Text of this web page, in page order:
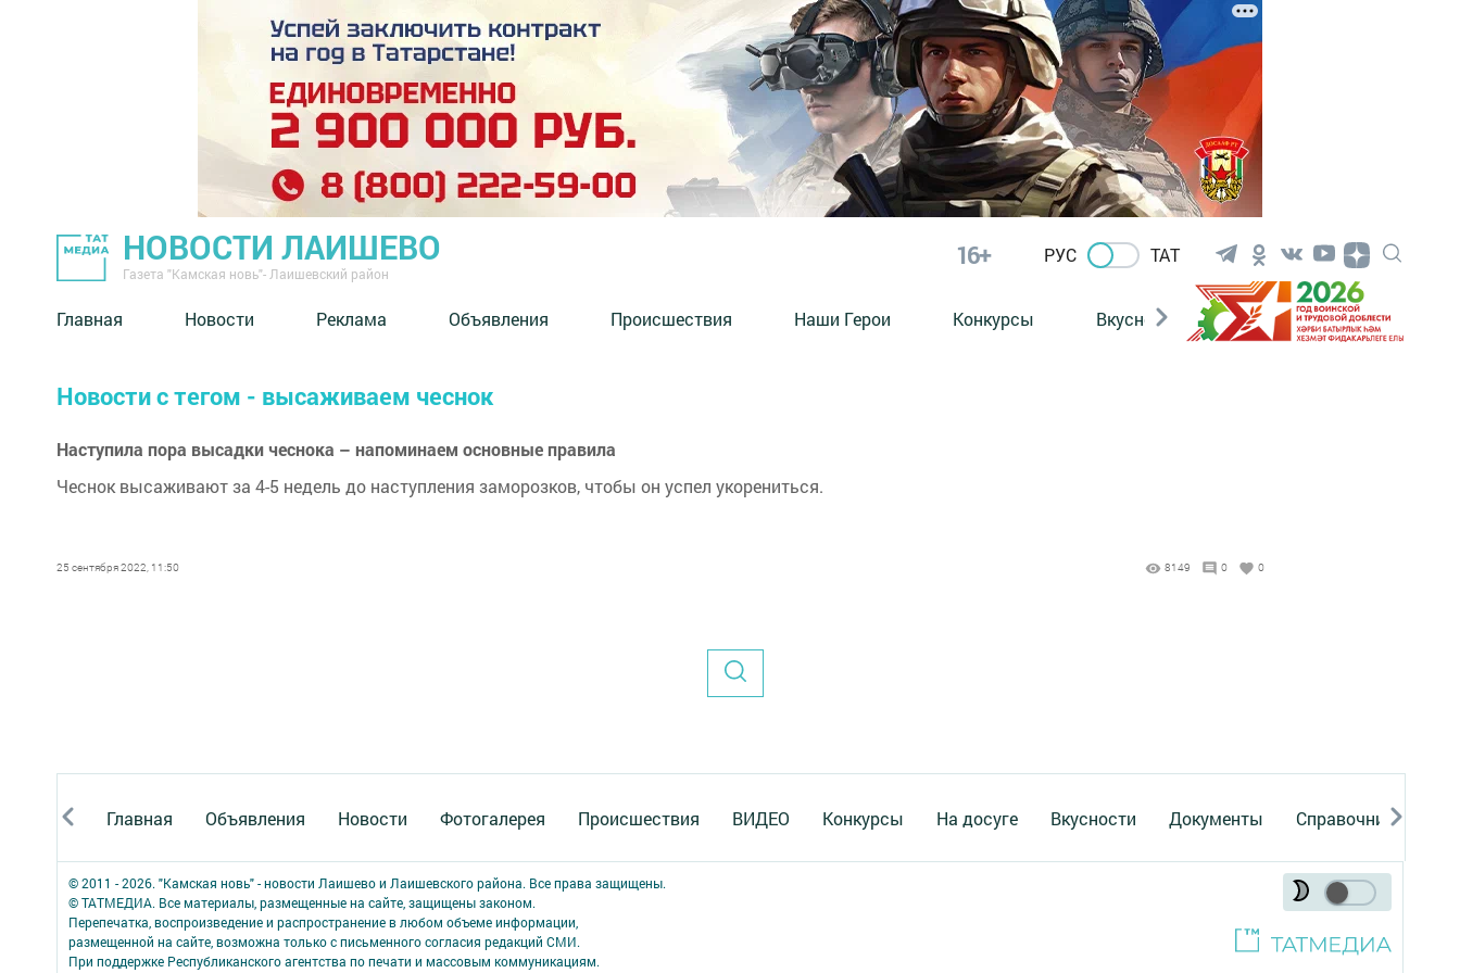
НОВОСТИ ЛАИШЕВО
Газета "Камская новь"- Лаишевский район
16+ РУС ТАТ
Главная Новости Реклама Объявления Происшествия Наши Герои Конкурсы Вкусности Фотогалерея
Новости с тегом - высаживаем чеснок
Наступила пора высадки чеснока – напоминаем основные правила
Чеснок высаживают за 4-5 недель до наступления заморозков, чтобы он успел укорениться.
25 сентября 2022, 11:50 8149 0 0
Главная Объявления Новости Фотогалерея Происшествия ВИДЕО Конкурсы На досуге Вкусности Документы Справочник
© 2011 - 2026. "Камская новь" - новости Лаишево и Лаишевского района. Все права защищены.
© ТАТМЕДИА. Все материалы, размещенные на сайте, защищены законом.
Перепечатка, воспроизведение и распространение в любом объеме информации,
размещенной на сайте, возможна только с письменного согласия редакций СМИ.
При поддержке Республиканского агентства по печати и массовым коммуникациям.